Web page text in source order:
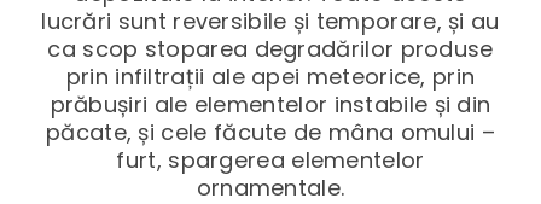
lucrări sunt reversibile și temporare, și au
ca scop stoparea degradărilor produse
prin infiltrații ale apei meteorice, prin
prăbușiri ale elementelor instabile și din
păcate, și cele făcute de mâna omului –
furt, spargerea elementelor
ornamentale.